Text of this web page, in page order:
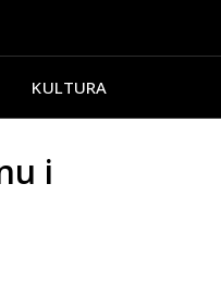
KULTURA
i